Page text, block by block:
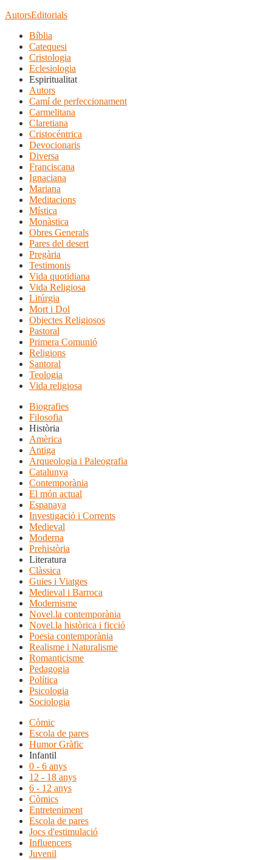
AutorsEditorials
Bíblia
Catequesi
Cristologia
Eclesiologia
Espiritualitat
Autors
Camí de perfeccionament
Carmelitana
Claretiana
Cristocéntrica
Devocionaris
Diversa
Franciscana
Ignaciana
Mariana
Meditacions
Mística
Monàstica
Obres Generals
Pares del desert
Pregària
Testimonis
Vida quotidiana
Vida Religiosa
Litúrgia
Mort i Dol
Objectes Religiosos
Pastoral
Primera Comunió
Religions
Santoral
Teologia
Vida religiosa
Biografies
Filosofia
Història
Amèrica
Antiga
Arqueologia i Paleografia
Catalunya
Contemporània
El món actual
Espanaya
Investigació i Corrents
Medieval
Moderna
Prehistòria
Literatura
Clàssica
Guies i Viatges
Medieval i Barroca
Modernisme
Novel.la contemporània
Novel.la històrica i ficció
Poesia contemporània
Realisme i Naturalisme
Romanticisme
Pedagogia
Política
Psicologia
Sociologia
Còmic
Escola de pares
Humor Gràfic
Infantil
0 - 6 anys
12 - 18 anys
6 - 12 anys
Còmics
Entreteniment
Escola de pares
Jocs d'estimulació
Influencers
Juvenil